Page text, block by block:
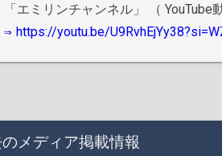
「エミリンチャンネル」 （ YouTube
https://youtu.be/
メディア掲載情報